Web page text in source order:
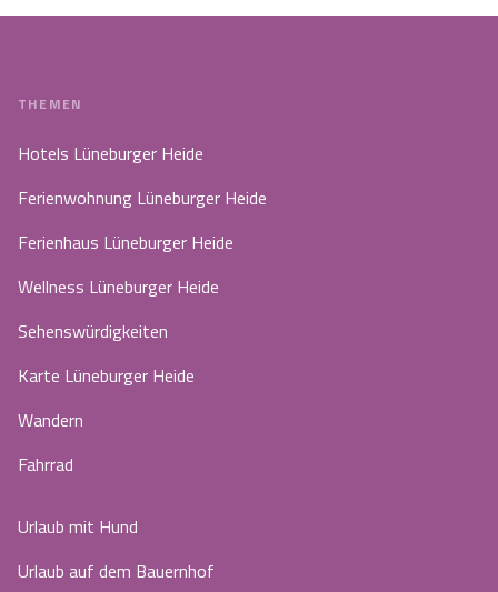
THEMEN
Hotels Lüneburger Heide
Ferienwohnung Lüneburger Heide
Ferienhaus Lüneburger Heide
Wellness Lüneburger Heide
Sehenswürdigkeiten
Karte Lüneburger Heide
Wandern
Fahrrad
Urlaub mit Hund
Urlaub auf dem Bauernhof